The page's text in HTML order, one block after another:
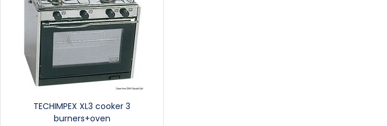
TECHIMPEX XL3 cooker 3
burners+oven